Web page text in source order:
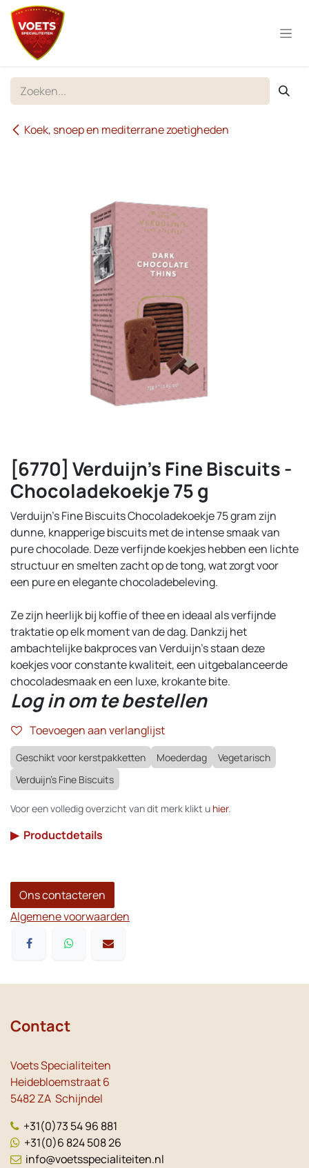
Overslaan naar inhoud
Koek, snoep en mediterrane zoetigheden
[6770] Verduijn's Fine Biscuits -
Chocoladekoekje 75 g
Verduijn’s Fine Biscuits Chocoladekoekje 75 gram zijn
dunne, knapperige biscuits met de intense smaak van
pure chocolade. Deze verfijnde koekjes hebben een lichte
structuur en smelten zacht op de tong, wat zorgt voor
een pure en elegante chocoladebeleving.
Ze zijn heerlijk bij koffie of thee en ideaal als verfijnde
traktatie op elk moment van de dag. Dankzij het
ambachtelijke bakproces van Verduijn’s staan deze
koekjes voor constante kwaliteit, een uitgebalanceerde
chocoladesmaak en een luxe, krokante bite.
Log in om te bestellen
Toevoegen aan verlanglijst
Geschikt voor kerstpakketten Moederdag
Vegetarisch
Verduijn's Fine Biscuits
Voor een volledig overzicht van dit merk klikt u hier.
▶ Productdetails
Ons contacteren
Algemene voorwaarden
Contact
Voets Specialiteiten
Heidebloemstraat 6
5482 ZA Schijndel
+31(0)73 54 96 881
+31(0)6 824 508 26
info@voetsspecialiteiten.nl